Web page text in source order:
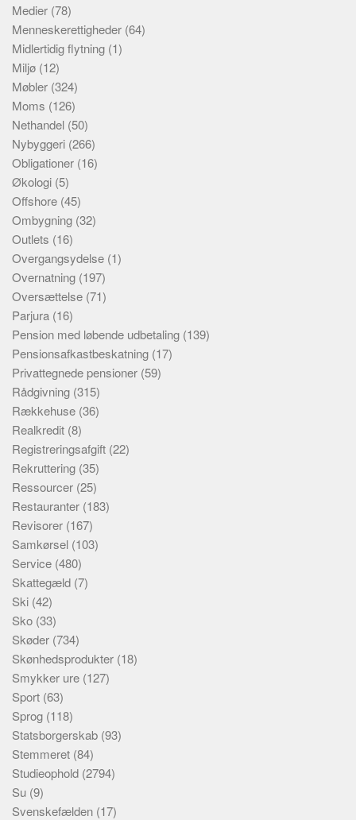
Medier (78)
Menneskerettigheder (64)
Midlertidig flytning (1)
Miljø (12)
Møbler (324)
Moms (126)
Nethandel (50)
Nybyggeri (266)
Obligationer (16)
Økologi (5)
Offshore (45)
Ombygning (32)
Outlets (16)
Overgangsydelse (1)
Overnatning (197)
Oversættelse (71)
Parjura (16)
Pension med løbende udbetaling (139)
Pensionsafkastbeskatning (17)
Privattegnede pensioner (59)
Rådgivning (315)
Rækkehuse (36)
Realkredit (8)
Registreringsafgift (22)
Rekruttering (35)
Ressourcer (25)
Restauranter (183)
Revisorer (167)
Samkørsel (103)
Service (480)
Skattegæld (7)
Ski (42)
Sko (33)
Skøder (734)
Skønhedsprodukter (18)
Smykker ure (127)
Sport (63)
Sprog (118)
Statsborgerskab (93)
Stemmeret (84)
Studieophold (2794)
Su (9)
Svenskefælden (17)